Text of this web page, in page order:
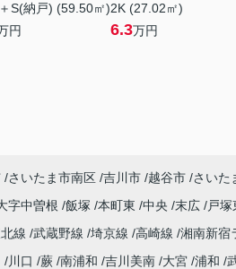
S(納戸) (59.50㎡)
円
2K (27.02㎡)
6.3万円
さいたま市南区 吉川市 越谷市 さいた
字中曽根 飯塚 本町東 中央 末広 戸塚
線 武蔵野線 埼京線 高崎線 湘南新宿
川口 蕨 南浦和 吉川美南 大宮 浦和